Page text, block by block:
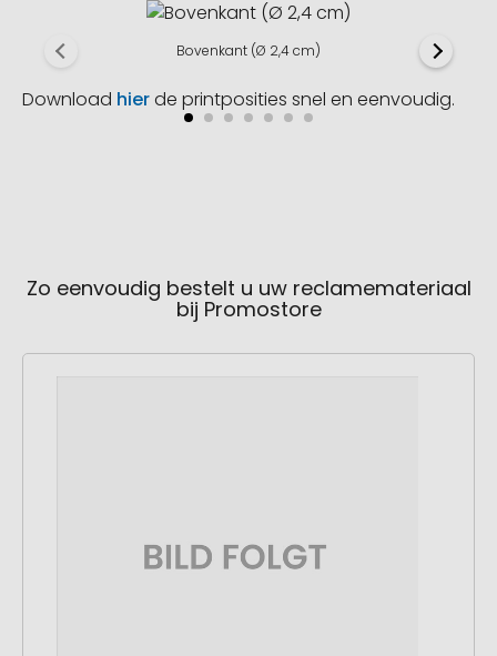
Bovenkant (Ø 2,4 cm)
Download hierde printposities snel en eenvoudig.
Zo eenvoudig bestelt u uw reclamemateriaal
bij Promostore